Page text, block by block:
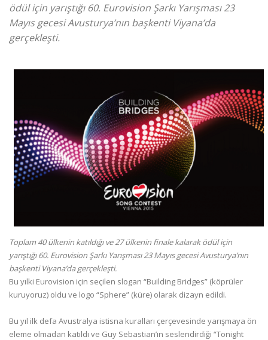
ödül için yarıştığı 60. Eurovision Şarkı Yarışması 23
Mayıs gecesi Avusturya’nın başkenti Viyana’da
gerçekleşti.
Toplam 40 ülkenin katıldığı ve 27 ülkenin finale kalarak ödül için
yarıştığı 60. Eurovision Şarkı Yarışması 23 Mayıs gecesi Avusturya’nın
başkenti Viyana’da gerçekleşti.
Bu yılki Eurovision için seçilen slogan “Building Bridges” (köprüler
kuruyoruz) oldu ve logo “Sphere” (küre) olarak dizayn edildi.
Bu yıl ilk defa Avustralya istisna kuralları çerçevesinde yarışmaya ön
eleme olmadan katıldı ve Guy Sebastian’ın seslendirdiği “Tonight